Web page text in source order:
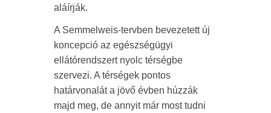
aláírják.
A Semmelweis-tervben bevezetett új
koncepció az egészségügyi
ellátórendszert nyolc térségbe
szervezi. A térségek pontos
határvonalát a jövő évben húzzák
majd meg, de annyit már most tudni